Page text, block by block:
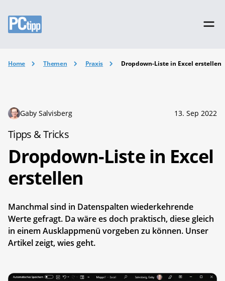
Home Themen Praxis Dropdown-Liste in Excel erstellen
Gaby Salvisberg 13. Sep 2022
Tipps & Tricks
Dropdown-Liste in Excel
erstellen
Manchmal sind in Datenspalten wiederkehrende
Werte gefragt. Da wäre es doch praktisch, diese gleich
in einem Ausklappmenü vorgeben zu können. Unser
Artikel zeigt, wies geht.